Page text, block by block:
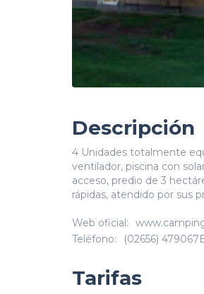
Descripción
4 Unidades totalmente
ventilador, piscina con
acceso, predio de 3
rápidas, atendido por sus
Web oficial:
Teléfono:
(02656)
Tarifas